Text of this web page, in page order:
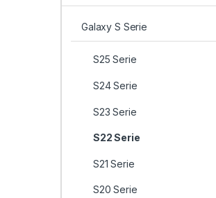
Galaxy S Serie
S25 Serie
S24 Serie
S23 Serie
S22 Serie
S21 Serie
S20 Serie